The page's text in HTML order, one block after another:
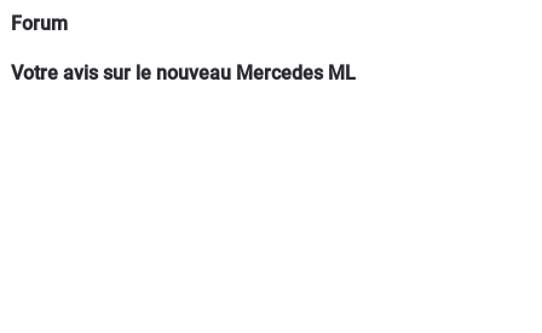
Forum
Votre avis sur le nouveau Mercedes ML